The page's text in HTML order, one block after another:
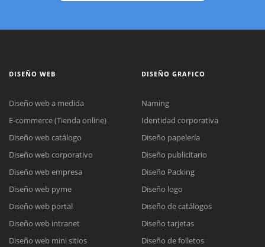
DISEÑO WEB
Diseño web a medida
E-commerce (Tienda online)
Diseño web catálogo
Diseño web corporativo
Diseño web empresa
Diseño web pyme
Diseño web portal
Diseño web intranet
Diseño web mini sitios
DISEÑO GRAFICO
Naming
Identidad corporativa
Diseño papelería
Diseño publicitario
Diseño Packing
Diseño logo
Diseño de catálogos
Diseño tarjetas
Diseño de folletos